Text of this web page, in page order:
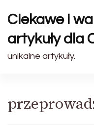
Ciekawe i
artykuły dla
unikalne artykuły.